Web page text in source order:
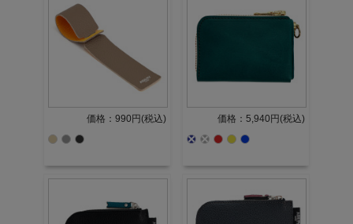
価格：990円(税込) 価格：5,940円(税込)